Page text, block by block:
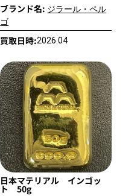
ブランド名: ジラール・ペル
ゴ
買取日時:2026.04
日本マテリアル インゴッ
ト 50g